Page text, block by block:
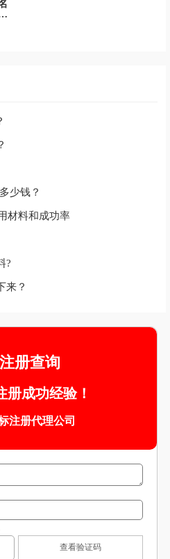
少钱？
材料和成功率
?
来？
册查询
册成功经验！
注册代理公司
查看验证码